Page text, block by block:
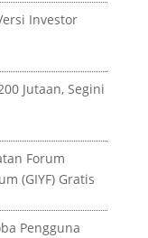
Investor
Jutaan, Segini
Forum
(GIYF) Gratis
Pengguna